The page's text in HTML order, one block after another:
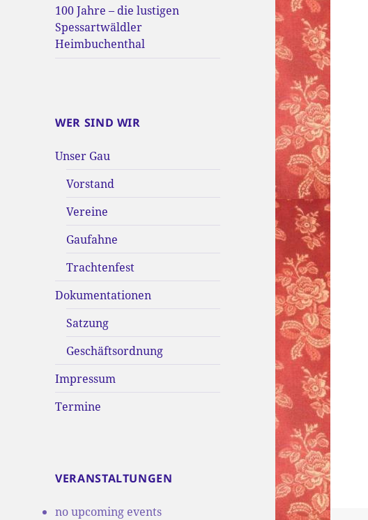
100 Jahre – die lustigen
Spessartwäldler
Heimbuchenthal
WER SIND WIR
Unser Gau
Vorstand
Vereine
Gaufahne
Trachtenfest
Dokumentationen
Satzung
Geschäftsordnung
Impressum
Termine
VERANSTALTUNGEN
no upcoming events